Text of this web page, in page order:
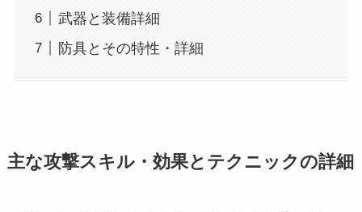
武器と装備詳細
防具とその特性・詳細
主な攻撃スキル・効果とテクニックの詳細